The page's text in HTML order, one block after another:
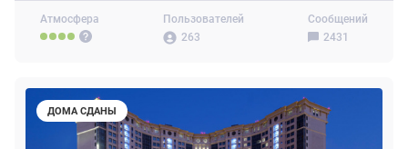
Атмосфера
Пользователей
263
Сообщений
2431
ДОМА СДАНЫ